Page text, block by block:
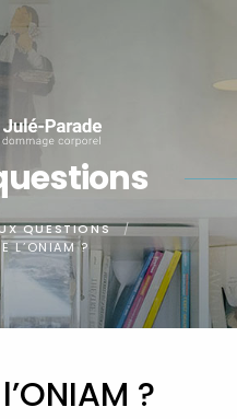
QUESTIONS
L’ONIAM ?
?